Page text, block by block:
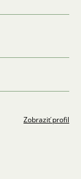
Zobraziť profil